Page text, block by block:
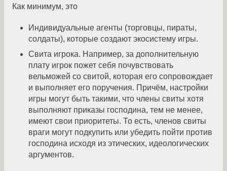
Как минимум, это
Индивидуальные агенты (торговцы, пираты,
солдаты), которые создают экосистему игры.
Свита игрока. Например, за дополнительную
плату игрок пожет себя почувствовать
вельможей со свитой, которая его сопровождает
и выполняет его поручения. Причём, настройки
игры могут быть такими, что члены свиты хотя
выполняют приказы господина, тем не менее,
имеют свои приоритеты. То есть, членов свиты
враги могут подкупить или убедить пойти против
господина исходя из этических, идеологических
аргументов.